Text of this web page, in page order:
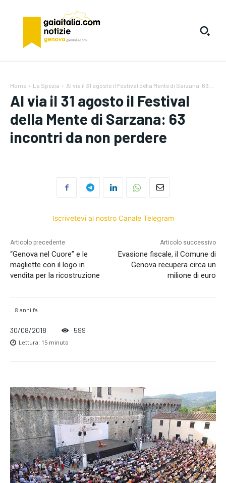
Home La Spezia Al via il 31 agosto il Festival della Mente di Sarzana: 63...
Al via il 31 agosto il Festival
della Mente di Sarzana: 63
incontri da non perdere
Iscrivetevi al nostro Canale Telegram
Articolo precedente
“Genova nel Cuore” e le
magliette con il logo in
vendita per la ricostruzione
Articolo successivo
Evasione fiscale, il Comune di
Genova recupera circa un
milione di euro
8 anni fa
30/08/2018 599
Lettura: 15 minuto